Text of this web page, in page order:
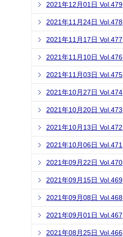
2021年12月01日 Vol.479
2021年11月24日 Vol.478
2021年11月17日 Vol.477
2021年11月10日 Vol.476
2021年11月03日 Vol.475
2021年10月27日 Vol.474
2021年10月20日 Vol.473
2021年10月13日 Vol.472
2021年10月06日 Vol.471
2021年09月22日 Vol.470
2021年09月15日 Vol.469
2021年09月08日 Vol.468
2021年09月01日 Vol.467
2021年08月25日 Vol.466